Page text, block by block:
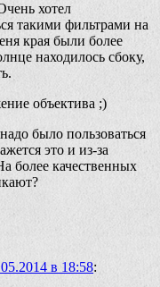
хотел
такими фильтрами на
края были более
находилось сбоку,
объектива ;)
было пользоваться
это и из-за
более качественных
в 18:58: